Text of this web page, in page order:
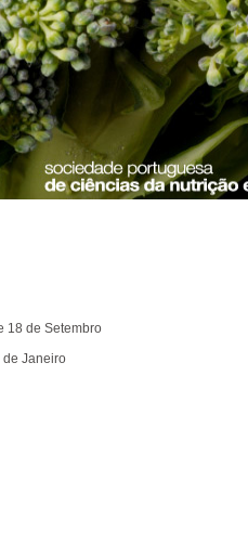
18 de Setembro
de Janeiro